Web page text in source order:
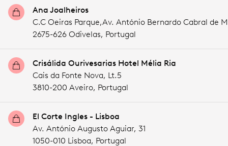
Ana Joalheiros
C.C Oeiras Parque,Av. António Bernardo Cabral de
2675-626 Odivelas, Portugal
Crisálida Ourivesarias Hotel Mélia Ria
Cais da Fonte Nova, Lt.5
3810-200 Aveiro, Portugal
El Corte Ingles - Lisboa
Av. António Augusto Aguiar, 31
1050-010 Lisboa, Portugal